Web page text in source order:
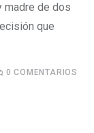
madre de dos
que
0 COMENTARIOS